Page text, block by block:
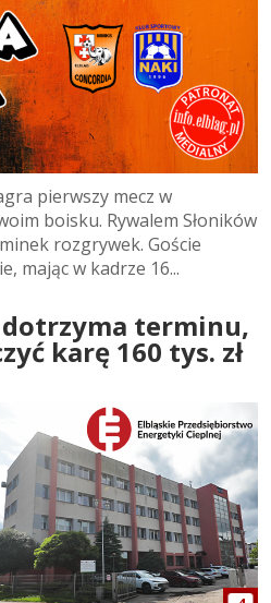
pierwszy mecz w
boisku. Rywalem Słoników
rozgrywek. Goście
mając w kadrze 16...
dotrzyma terminu,
karę 160 tys. zł